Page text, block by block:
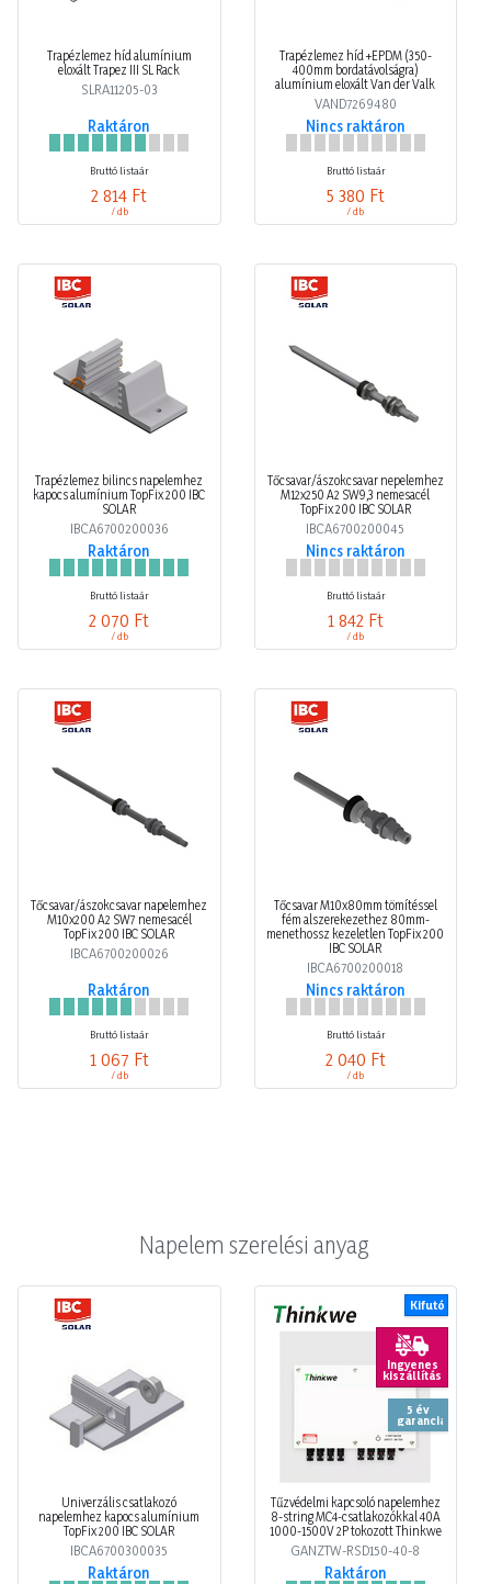
Trapézlemez híd alumínium
eloxált Trapez III SL Rack
SLRA11205-03
Raktáron
Bruttó listaár
2 814 Ft
/ db
Trapézlemez híd +EPDM (350-
400mm bordatávolságra)
alumínium eloxált Van der Valk
VAND7269480
Nincs raktáron
Bruttó listaár
5 380 Ft
/ db
Trapézlemez bilincs napelemhez
kapocs alumínium TopFix 200 IBC
SOLAR
IBCA6700200036
Raktáron
Bruttó listaár
2 070 Ft
/ db
Tőcsavar/ászokcsavar nepelemhez
M12x250 A2 SW9,3 nemesacél
TopFix 200 IBC SOLAR
IBCA6700200045
Nincs raktáron
Bruttó listaár
1 842 Ft
/ db
Tőcsavar/ászokcsavar napelemhez
M10x200 A2 SW7 nemesacél
TopFix 200 IBC SOLAR
IBCA6700200026
Raktáron
Bruttó listaár
1 067 Ft
/ db
Tőcsavar M10x80mm tömítéssel
fém alszerekezethez 80mm-
menethossz kezeletlen TopFix 200
IBC SOLAR
IBCA6700200018
Nincs raktáron
Bruttó listaár
2 040 Ft
/ db
Napelem szerelési anyag
Univerzális csatlakozó
napelemhez kapocs alumínium
TopFix 200 IBC SOLAR
IBCA6700300035
Raktáron
Kifutó
Ingyenes
kiszállítás
5 év
garancia
Tűzvédelmi kapcsoló napelemhez
8-string MC4-csatlakozókkal 40A
1000-1500V 2P tokozott Thinkwe
GANZTW-RSD150-40-8
Raktáron